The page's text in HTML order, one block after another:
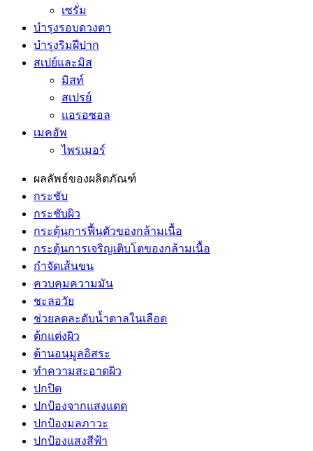
เซรั่ม
บำรุงรอบดวงตา
บำรุงริมฝีปาก
สเปย์และมิส
มิสท์
สเปรย์
แอรอซอล
เมคอัพ
ไพรเมอร์
ผลลัพธ์ของผลิตภัณฑ์
กระชับ
กระชับผิว
กระตุ้นการฟื้นตัวของกล้ามเนื้อ
กระตุ้นการเจริญเติบโตของกล้ามเนื้อ
กำจัดเส้นขน
ควบคุมความมัน
ชะลอวัย
ช่วยลดละดับน้ำตาลในเลือด
ต้กแต่งผิว
ต้านอนุมูลอิสระ
ทำความสะอาดผิว
ปกปิด
ปกป้องจากแสงแดด
ปกป้องมลภาวะ
ปกป้องแสงสีฟ้า